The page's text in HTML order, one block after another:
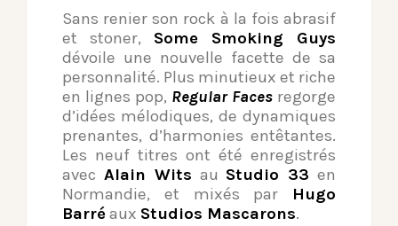
Sans renier son rock à la fois abrasif
et stoner, Some Smoking Guys
dévoile une nouvelle facette de sa
personnalité. Plus minutieux et riche
en lignes pop, Regular Faces regorge
d’idées mélodiques, de dynamiques
prenantes, d’harmonies entêtantes.
Les neuf titres ont été enregistrés
avec Alain Wits au Studio 33 en
Normandie, et mixés par Hugo
Barréaux Studios Mascarons.